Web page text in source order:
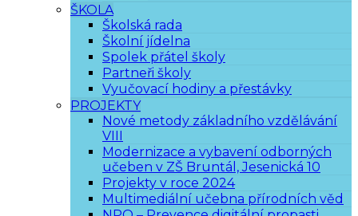
ŠKOLA
Školská rada
Školní jídelna
Spolek přátel školy
Partneři školy
Vyučovací hodiny a přestávky
PROJEKTY
Nové metody základního vzdělávání
VIII
Modernizace a vybavení odborných
učeben v ZŠ Bruntál, Jesenická 10
Projekty v roce 2024
Multimediální učebna přírodních věd